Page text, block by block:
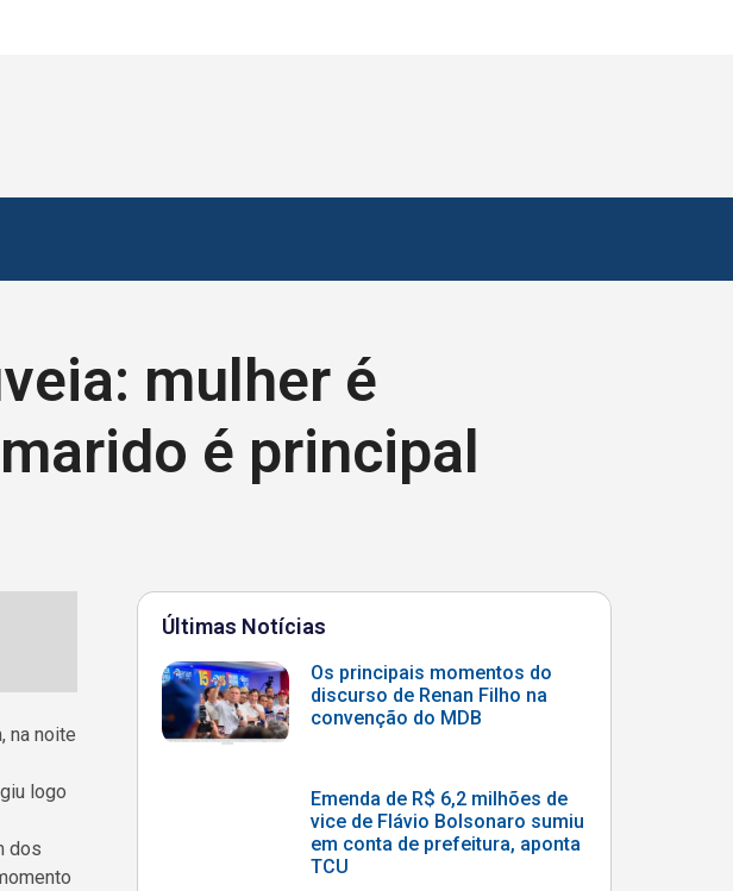
mulher é
é principal
na noite
logo
dos
Últimas Notícias
Os principais momentos do
discurso de Renan Filho na
convenção do MDB
Emenda de R$ 6,2 milhões de
vice de Flávio Bolsonaro sumiu
em conta de prefeitura, aponta
TCU